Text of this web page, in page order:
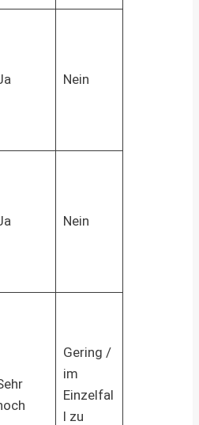
Nein
Nein
Gering /
im
Einzelfal
l zu